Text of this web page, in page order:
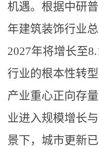
机遇。根据中研
年建筑装饰行业
2027年将增长至
行业的根本性转
产业重心正向存
业进入规模增长
景下，城市更新